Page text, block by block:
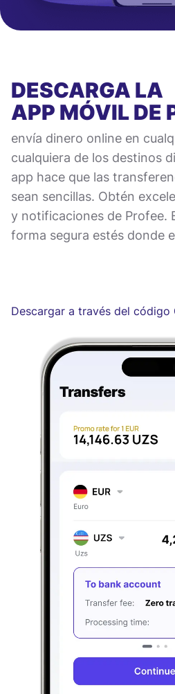
DESCARGA LA
APP MÓVILDE
envía dinero online en
cualquiera de los destinos
app hace que las
sean sencillas. Obtén
y notificaciones de Profee.
forma segura estés donde
Descargar a través del código